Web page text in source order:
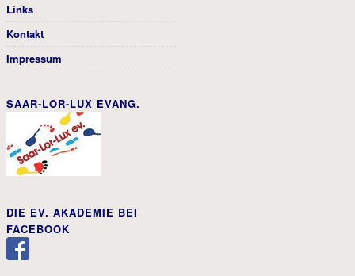
Links
Kontakt
Impressum
SAAR-LOR-LUX EVANG.
DIE EV. AKADEMIE BEI
FACEBOOK